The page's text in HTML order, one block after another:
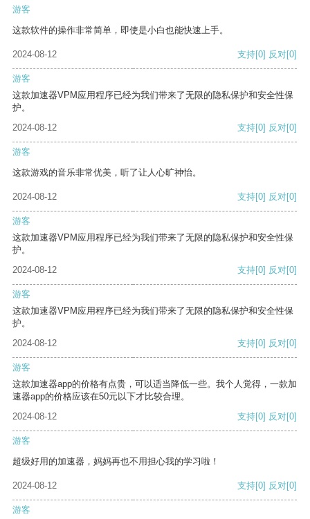
游客
这款软件的操作非常简单，即使是小白也能快速上手。
2024-08-12 支持[0] 反对[0]
游客
这款加速器VPM应用程序已经为我们带来了无限的隐私保护和安全性保
护。
2024-08-12
支持[0] 反对[0]
游客
这款游戏的音乐非常优美，听了让人心旷神怡。
2024-08-12 支持[0] 反对[0]
游客
这款加速器VPM应用程序已经为我们带来了无限的隐私保护和安全性保
护。
2024-08-12
支持[0] 反对[0]
游客
这款加速器VPM应用程序已经为我们带来了无限的隐私保护和安全性保
护。
2024-08-12
支持[0] 反对[0]
游客
这款加速器app的价格有点贵，可以适当降低一些。我个人觉得，一款加
速器app的价格应该在50元以下才比较合理。
2024-08-12
支持[0] 反对[0]
游客
超级好用的加速器，妈妈再也不用担心我的学习啦！
2024-08-12 支持[0] 反对[0]
游客